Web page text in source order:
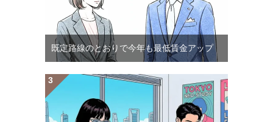
既定路線のとおりで今年も最低賃金アップ